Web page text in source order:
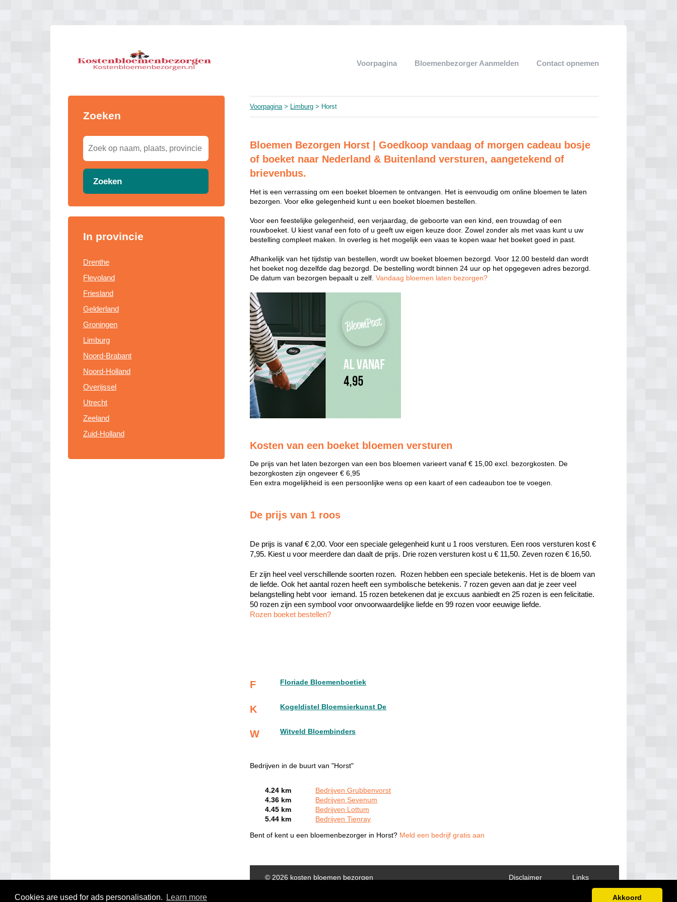
Cookies are used for ads personalisation. Learn more Akkoord
Voorpagina Bloemenbezorger Aanmelden Contact opnemen
Zoeken
Zoeken
In provincie
Drenthe
Flevoland
Friesland
Gelderland
Groningen
Limburg
Noord-Brabant
Noord-Holland
Overijssel
Utrecht
Zeeland
Zuid-Holland
Voorpagina> Limburg > Horst
Bloemen Bezorgen Horst | Goedkoop vandaag of morgen cadeau bosje
of boeket naar Nederland & Buitenland versturen, aangetekend of
brievenbus.
Het is een verrassing om een boeket bloemen te ontvangen. Het is eenvoudig om online bloemen te laten
bezorgen. Voor elke gelegenheid kunt u een boeket bloemen bestellen.
Voor een feestelijke gelegenheid, een verjaardag, de geboorte van een kind, een trouwdag of een
rouwboeket. U kiest vanaf een foto of u geeft uw eigen keuze door. Zowel zonder als met vaas kunt u uw
bestelling compleet maken. In overleg is het mogelijk een vaas te kopen waar het boeket goed in past.
Afhankelijk van het tijdstip van bestellen, wordt uw boeket bloemen bezorgd. Voor 12.00 besteld dan wordt
het boeket nog dezelfde dag bezorgd. De bestelling wordt binnen 24 uur op het opgegeven adres bezorgd.
De datum van bezorgen bepaalt u zelf.Vandaag bloemen laten bezorgen?
Kosten van een boeket bloemen versturen
De prijs van het laten bezorgen van een bos bloemen varieert vanaf € 15,00 excl. bezorgkosten. De
bezorgkosten zijn ongeveer € 6,95
Een extra mogelijkheid is een persoonlijke wens op een kaart of een cadeaubon toe te voegen.
De prijs van 1 roos
De prijs is vanaf € 2,00. Voor een speciale gelegenheid kunt u 1 roos versturen. Een roos versturen kost €
7,95. Kiest u voor meerdere dan daalt de prijs. Drie rozen versturen kost u € 11,50. Zeven rozen € 16,50.
Er zijn heel veel verschillende soorten rozen.  Rozen hebben een speciale betekenis. Het is de bloem van
de liefde. Ook het aantal rozen heeft een symbolische betekenis. 7 rozen geven aan dat je zeer veel
belangstelling hebt voor  iemand. 15 rozen betekenen dat je excuus aanbiedt en 25 rozen is een felicitatie.
Rozen boeket bestellen?
F Floriade Bloemenboetiek
K Kogeldistel Bloemsierkunst De
W Witveld Bloembinders
Bedrijven in de buurt van "Horst"
4.24 km
Bedrijven Grubbenvorst
4.36 km
Bedrijven Sevenum
4.45 km
Bedrijven Lottum
5.44 km
Bedrijven Tienray
Bent of kent u een bloemenbezorger in Horst? Meld een bedrijf gratis aan
Links
Disclaimer
© 2026 kosten bloemen bezorgen